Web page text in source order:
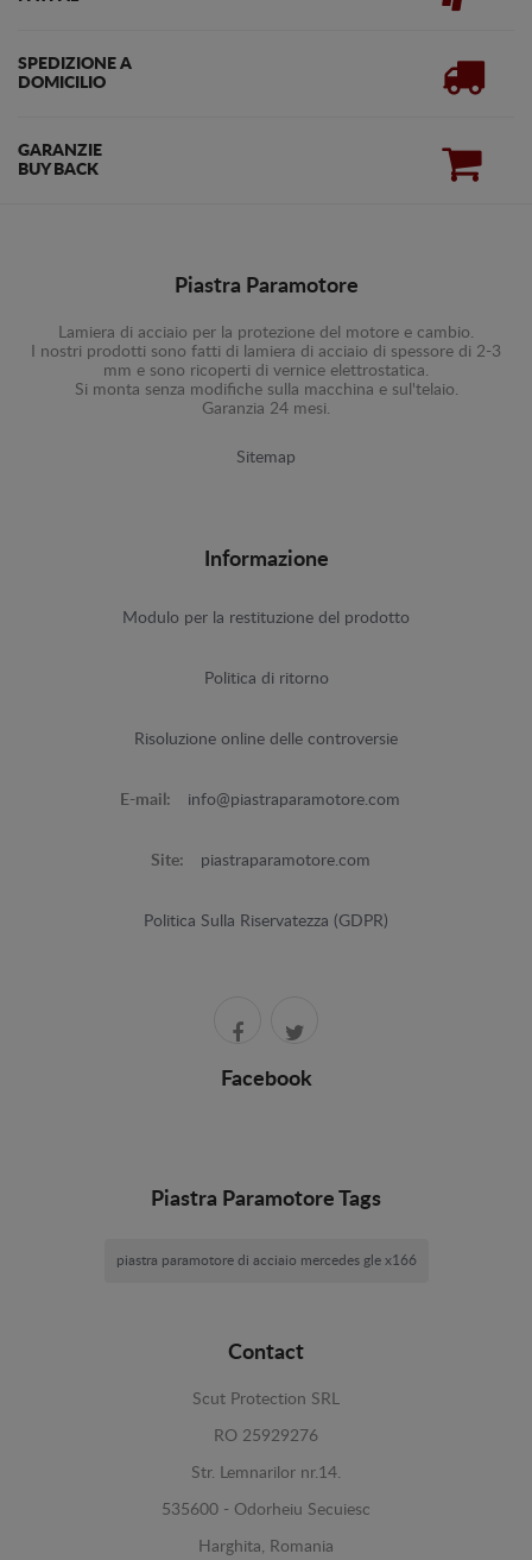
SPEDIZIONE A
DOMICILIO
GARANZIE
BUY BACK
Piastra Paramotore
Lamiera di acciaio per la protezione del motore e cambio.
I nostri prodotti sono fatti di lamiera di acciaio di spessore di 2-3
mm e sono ricoperti di vernice elettrostatica.
Si monta senza modifiche sulla macchina e sul'telaio.
Garanzia 24 mesi.
Sitemap
Informazione
Modulo per la restituzione del prodotto
Politica di ritorno
Risoluzione online delle controversie
E-mail: info@piastraparamotore.com
Site: piastraparamotore.com
Politica Sulla Riservatezza (GDPR)
Facebook
Piastra Paramotore Tags
piastra paramotore di acciaio mercedes gle x166
Contact
Scut Protection SRL
RO 25929276
Str. Lemnarilor nr.14.
535600 - Odorheiu Secuiesc
Harghita, Romania